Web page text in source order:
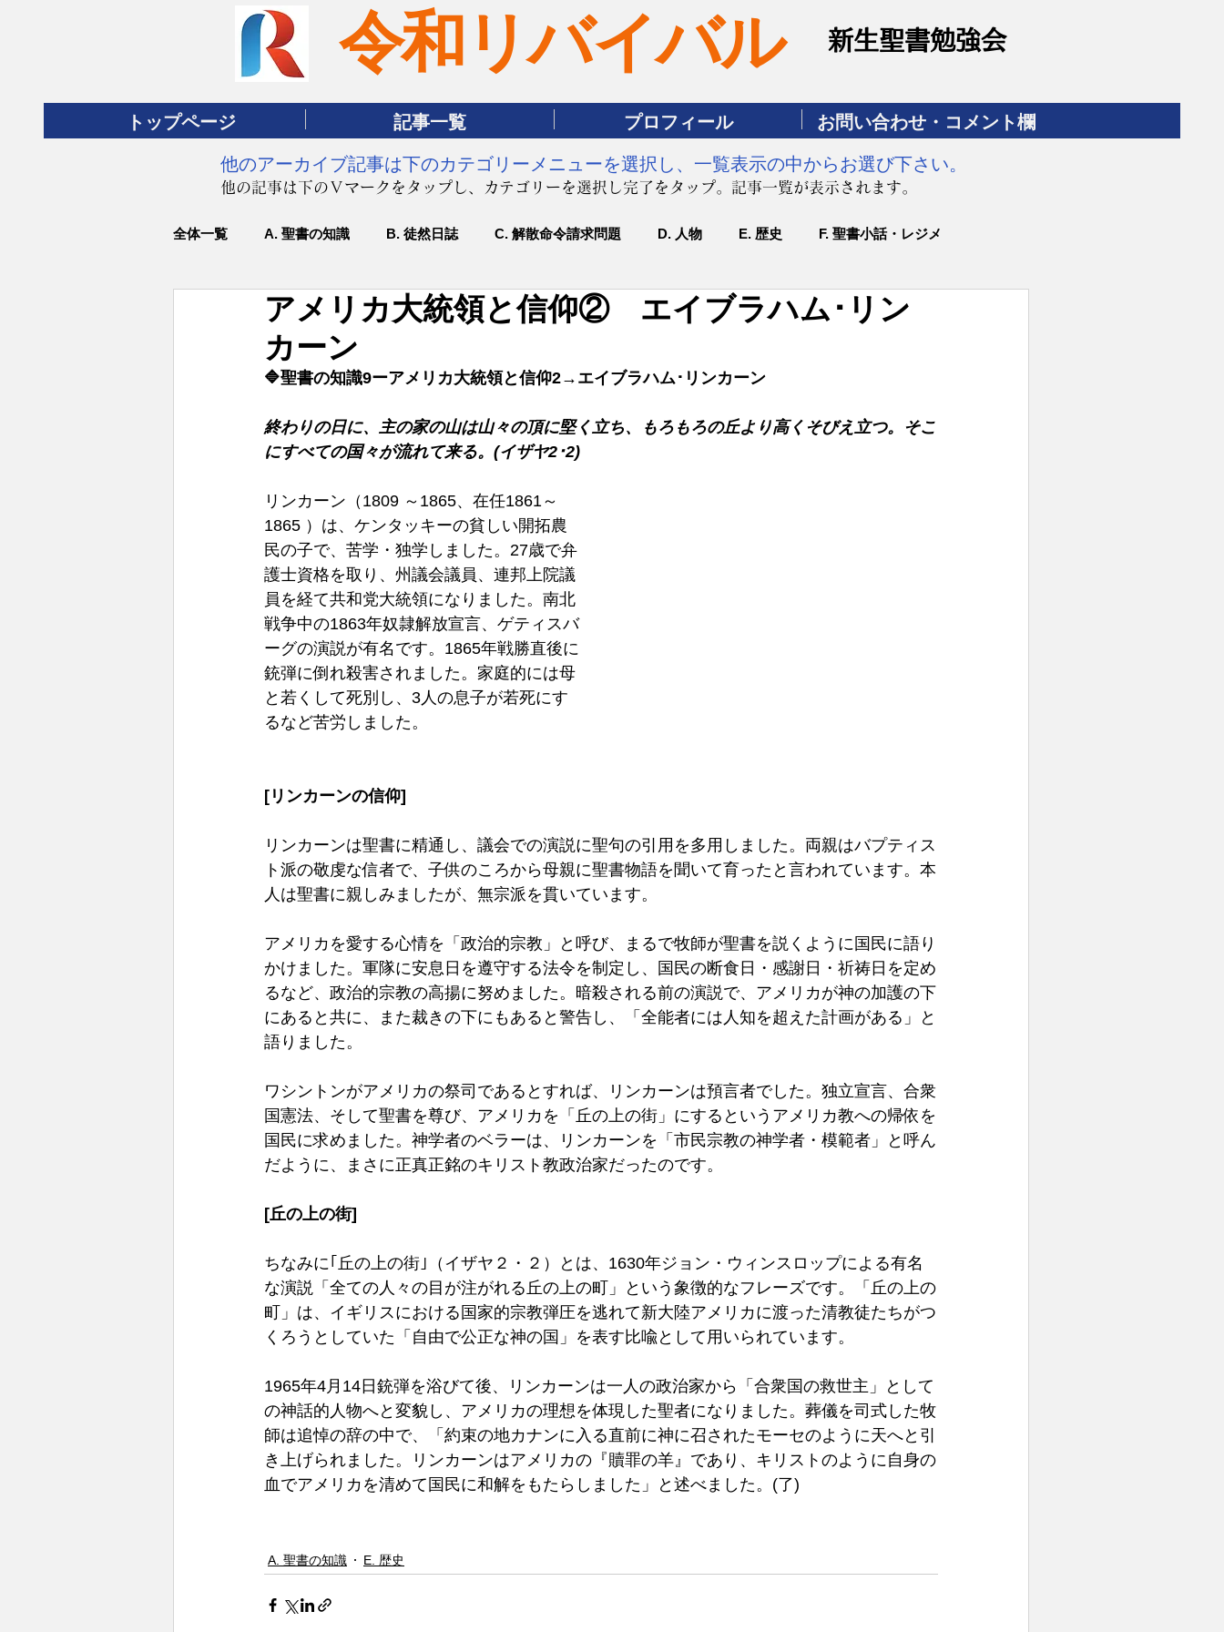
令和リバイバル ​新生聖書勉強会
トップページ 記事一覧 プロフィール お問い合わせ・コメント欄
​他のアーカイブ記事は下のカテゴリーメニューを選択し、一覧表示の中からお選び下さい。
​他の記事は下のＶマークをタップし、カテゴリーを選択し完了をタップ。記事一覧が表示されます。
全体一覧 A. 聖書の知識 B. 徒然日誌 C. 解散命令請求問題 D. 人物 E. 歴史 F. 聖書小話・レジメ
アメリカ大統領と信仰② エイブラハム･リン
カーン
🔷聖書の知識9ーアメリカ大統領と信仰2→エイブラハム･リンカーン
終わりの日に、主の家の山は山々の頂に堅く立ち、もろもろの丘より高くそびえ立つ。そこ
にすべての国々が流れて来る。(イザヤ2･2)
リンカーン（1809 ～1865、在任1861～
1865 ）は、ケンタッキーの貧しい開拓農
民の子で、苦学・独学しました。27歳で弁
護士資格を取り、州議会議員、連邦上院議
員を経て共和党大統領になりました。南北
戦争中の1863年奴隷解放宣言、ゲティスバ
ーグの演説が有名です。1865年戦勝直後に
銃弾に倒れ殺害されました。家庭的には母
と若くして死別し、3人の息子が若死にす
るなど苦労しました。
[リンカーンの信仰]
リンカーンは聖書に精通し、議会での演説に聖句の引用を多用しました。両親はバプティス
ト派の敬虔な信者で、子供のころから母親に聖書物語を聞いて育ったと言われています。本
人は聖書に親しみましたが、無宗派を貫いています。
アメリカを愛する心情を「政治的宗教」と呼び、まるで牧師が聖書を説くように国民に語り
かけました。軍隊に安息日を遵守する法令を制定し、国民の断食日・感謝日・祈祷日を定め
るなど、政治的宗教の高揚に努めました。暗殺される前の演説で、アメリカが神の加護の下
にあると共に、また裁きの下にもあると警告し、「全能者には人知を超えた計画がある」と
語りました。
ワシントンがアメリカの祭司であるとすれば、リンカーンは預言者でした。独立宣言、合衆
国憲法、そして聖書を尊び、アメリカを「丘の上の街」にするというアメリカ教への帰依を
国民に求めました。神学者のベラーは、リンカーンを「市民宗教の神学者・模範者」と呼ん
だように、まさに正真正銘のキリスト教政治家だったのです。
[丘の上の街]
ちなみに｢丘の上の街｣（イザヤ２・２）とは、1630年ジョン・ウィンスロップによる有名
な演説「全ての人々の目が注がれる丘の上の町」という象徴的なフレーズです。「丘の上の
町」は、イギリスにおける国家的宗教弾圧を逃れて新大陸アメリカに渡った清教徒たちがつ
くろうとしていた「自由で公正な神の国」を表す比喩として用いられています。
1965年4月14日銃弾を浴びて後、リンカーンは一人の政治家から「合衆国の救世主」として
の神話的人物へと変貌し、アメリカの理想を体現した聖者になりました。葬儀を司式した牧
師は追悼の辞の中で、「約束の地カナンに入る直前に神に召されたモーセのように天へと引
き上げられました。リンカーンはアメリカの『贖罪の羊』であり、キリストのように自身の
血でアメリカを清めて国民に和解をもたらしました」と述べました。(了)
A. 聖書の知識 E. 歴史